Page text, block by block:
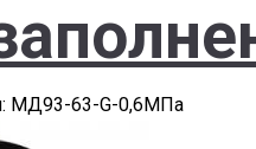
МД93-63-G-0,6МПа